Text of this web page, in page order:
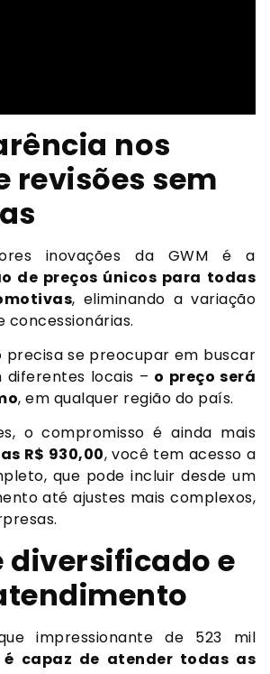
nos
revisões sem
inovações da GWM é a
de preços únicos para todas
, eliminando a variação
concessionárias.
precisa se preocupar em buscar
diferentes locais – o preço será
, em qualquer região do país.
o compromisso é ainda mais
R$ 930,00, você tem acesso a
que pode incluir desde um
até ajustes mais complexos,
diversificado e
impressionante de 523 mil
é capaz de atender todas as